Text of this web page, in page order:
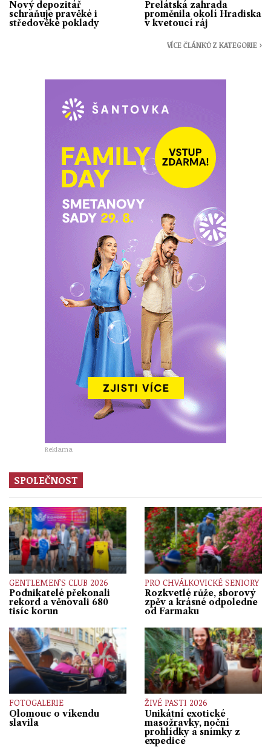
Nový depozitář
schraňuje pravěké i
středověké poklady
Prelátská zahrada
proměnila okolí Hradiska
v kvetoucí ráj
VÍCE ČLÁNKŮ Z KATEGORIE ›
Reklama
SPOLEČNOST
GENTLEMEN’S CLUB 2026
Podnikatelé překonali
rekord a věnovali 680
tisíc korun
PRO CHVÁLKOVICKÉ SENIORY
Rozkvetlé růže, sborový
zpěv a krásné odpoledne
od Farmaku
FOTOGALERIE
Olomouc o víkendu
slavila
ŽIVÉ PASTI 2026
Unikátní exotické
masožravky, noční
prohlídky a snímky z
expedice